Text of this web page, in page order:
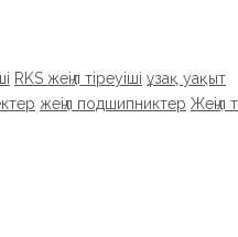
RKS жеңіл тіреуіші ұзақ уақыт
жеңіл подшипниктер Жеңіл